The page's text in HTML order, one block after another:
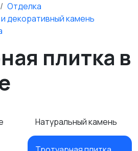
Отделка
декоративный камень
плитка в
Натуральный камень